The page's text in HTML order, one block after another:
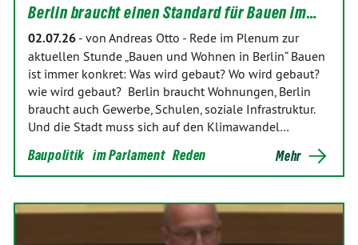
Berlin braucht einen Standard für Bauen im…
02.07.26 - von Andreas Otto - Rede im Plenum zur
aktuellen Stunde „Bauen und Wohnen in Berlin“ Bauen
ist immer konkret: Was wird gebaut? Wo wird gebaut?
wie wird gebaut? Berlin braucht Wohnungen, Berlin
braucht auch Gewerbe, Schulen, soziale Infrastruktur.
Und die Stadt muss sich auf den Klimawandel…
Baupolitik im Parlament Reden Mehr